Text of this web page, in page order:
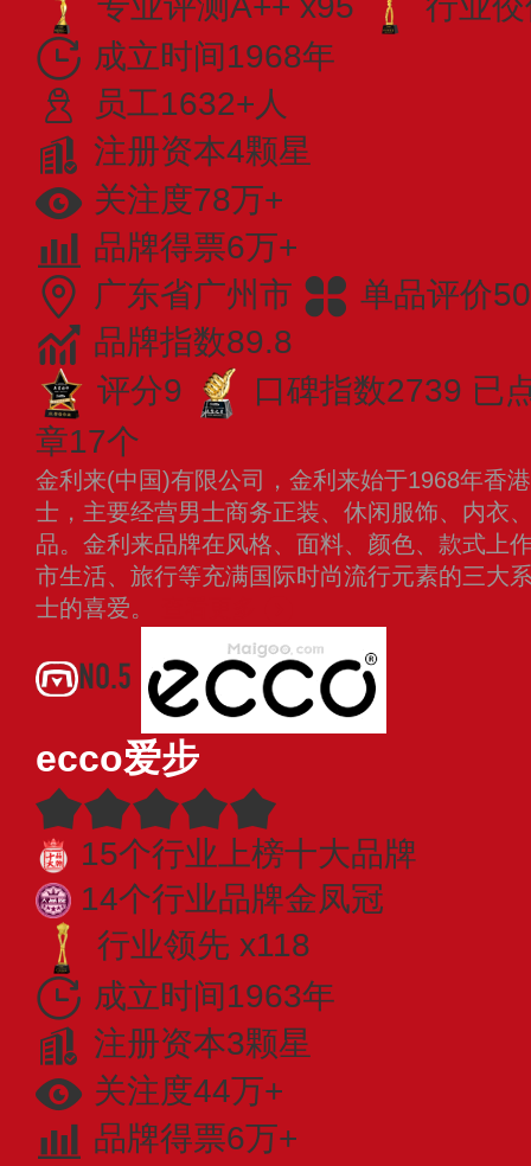
成立时间1968年
员工1632+人
注册资本4颗星
关注度78万+
品牌得票6万+
广东省广州市
单品评价
品牌指数89.8
评分9
口碑指数2739 已
章17个
金利来(中国)有限公司，金利来始于1968年香
士，主要经营男士商务正装、休闲服饰、内衣
品。金利来品牌在风格、面料、颜色、款式上
市生活、旅行等充满国际时尚流行元素的三大
士的喜爱。
NO.5
ecco爱步
15个行业上榜十大品牌
14个行业品牌金凤冠
行业领先 x118
成立时间1963年
注册资本3颗星
关注度44万+
品牌得票6万+